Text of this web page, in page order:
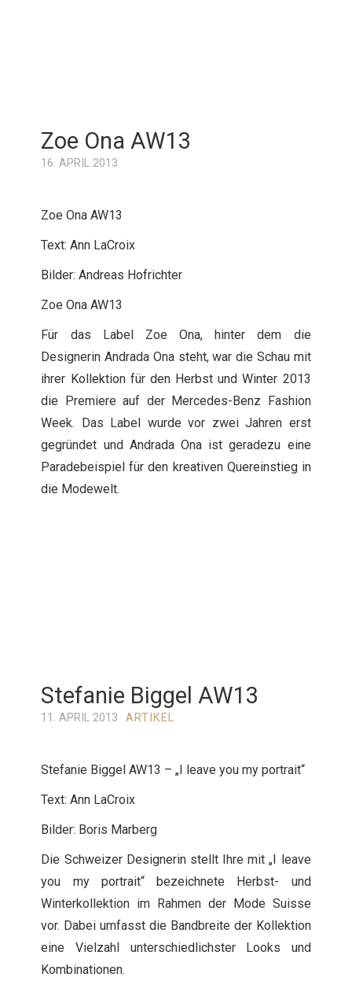
Zoe Ona AW13
16. APRIL 2013
Zoe Ona AW13
Text: Ann LaCroix
Bilder: Andreas Hofrichter
Zoe Ona AW13
Für das Label Zoe Ona, hinter dem die
Designerin Andrada Ona steht, war die Schau mit
ihrer Kollektion für den Herbst und Winter 2013
die Premiere auf der Mercedes-Benz Fashion
Week. Das Label wurde vor zwei Jahren erst
gegründet und Andrada Ona ist geradezu eine
Paradebeispiel für den kreativen Quereinstieg in
die Modewelt.
Stefanie Biggel AW13
11. APRIL 2013 ARTIKEL
Stefanie Biggel AW13 – „I leave you my portrait“
Text: Ann LaCroix
Bilder: Boris Marberg
Die Schweizer Designerin stellt Ihre mit „I leave
you my portrait“ bezeichnete Herbst- und
Winterkollektion im Rahmen der Mode Suisse
vor. Dabei umfasst die Bandbreite der Kollektion
eine Vielzahl unterschiedlichster Looks und
Kombinationen.